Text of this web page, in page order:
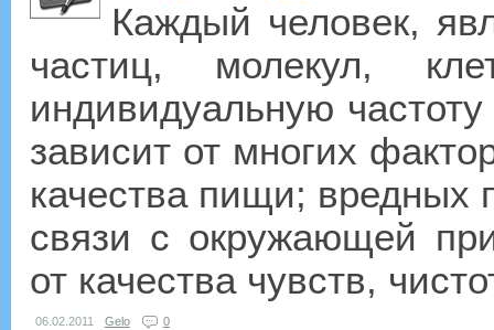
Каждый человек,
частиц, молекул,
индивидуальную
зависит от многих
качества пищи; вредных
связи с окружающей
от качества чувств,
06.02.2011 Gelo 0